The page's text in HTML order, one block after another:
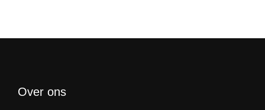
Over ons